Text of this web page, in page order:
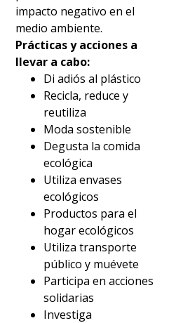
impacto negativo en el
medio ambiente.
Prácticas y acciones a
llevar a cabo:
Di adiós al plástico
Recicla, reduce y
reutiliza
Moda sostenible
Degusta la comida
ecológica
Utiliza envases
ecológicos
Productos para el
hogar ecológicos
Utiliza transporte
público y muévete
Participa en acciones
solidarias
Investiga